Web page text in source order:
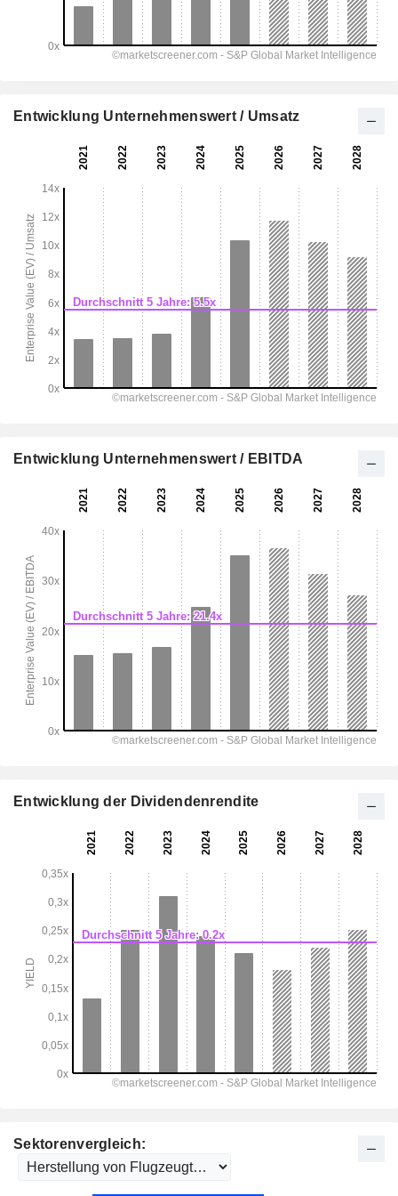
Sektorenvergleich:
Entwicklung Unternehmenswert / Umsatz
Entwicklung Unternehmenswert / EBITDA
Entwicklung der Dividendenrendite